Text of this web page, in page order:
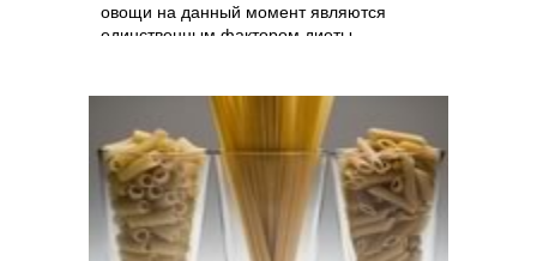
овощи на данный момент являются
единственным фактором диеты